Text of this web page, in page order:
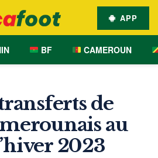
APP
BF CAMEROUN
de
au
2023